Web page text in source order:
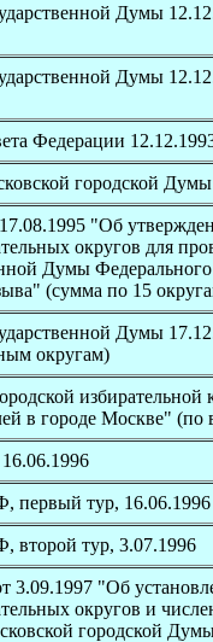
Думы
Думы
Федерации
городской
"Об
округов для
Думы
(сумма по 15
Думы
округам)
в городе Москве"
первый тур, 16.06.1996
второй тур, 3.07.1996
3.09.1997 "Об
округов и
городской